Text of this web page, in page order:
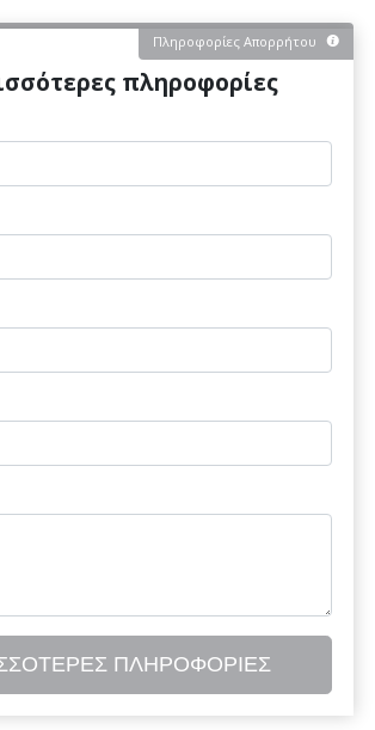
Πληροφορίες Απορρήτου
πληροφορίες
ΠΛΗΡΟΦΟΡΙΕΣ